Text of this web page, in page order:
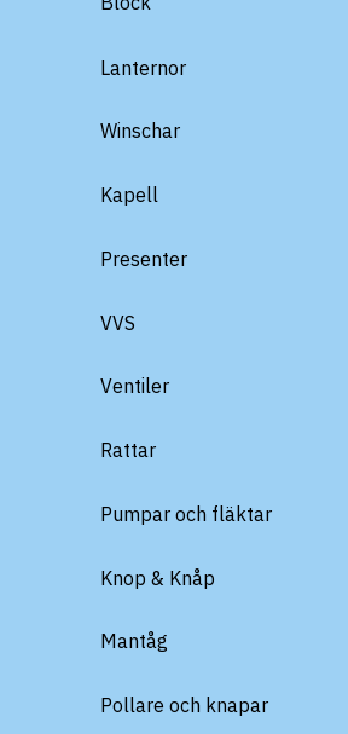
Lanternor
Winschar
Kapell
Presenter
VVS
Ventiler
Rattar
Pumpar och fläktar
Knop & Knåp
Mantåg
Pollare och knapar